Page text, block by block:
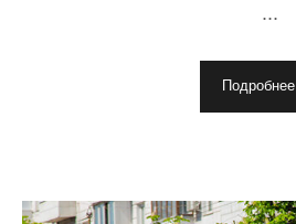
...
Подробнее